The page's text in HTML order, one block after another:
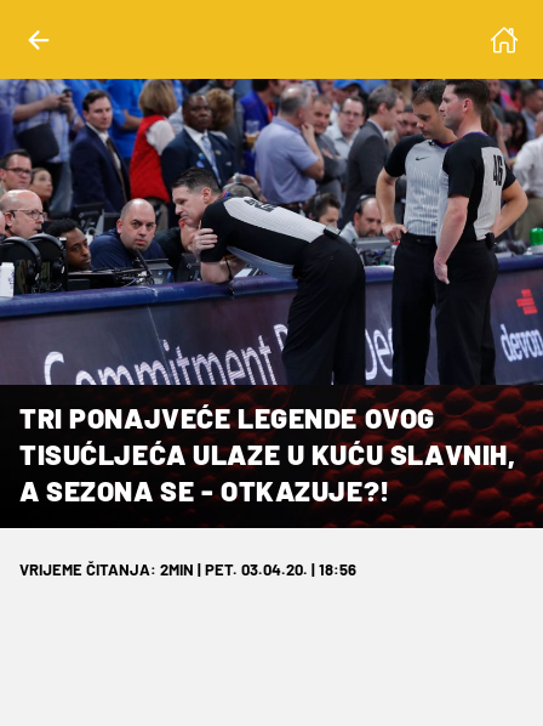
TRI PONAJVEĆE LEGENDE OVOG
TISUĆLJEĆA ULAZE U KUĆU SLAVNIH,
A SEZONA SE - OTKAZUJE?!
VRIJEME ČITANJA: 2MIN | PET. 03.04.20. | 18:56